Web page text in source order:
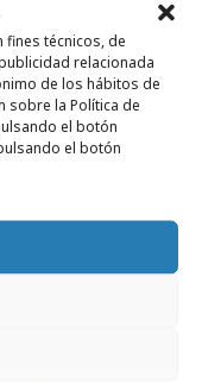
técnicos, de
relacionada
de los hábitos de
sobre la Política de
el botón
el botón